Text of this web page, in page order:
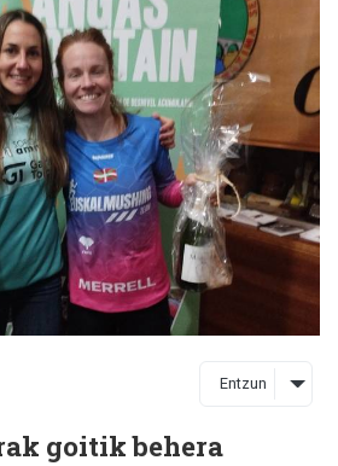
Entzun
goitik behera